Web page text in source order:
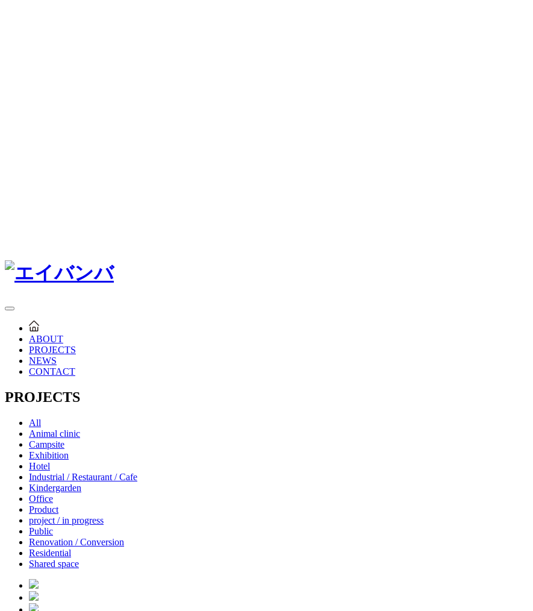
ABOUT
PROJECTS
NEWS
CONTACT
PROJECTS
All
Animal clinic
Campsite
Exhibition
Hotel
Industrial / Restaurant / Cafe
Kindergarden
Office
Product
project / in progress
Public
Renovation / Conversion
Residential
Shared space